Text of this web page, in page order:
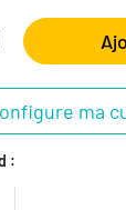
ma
: